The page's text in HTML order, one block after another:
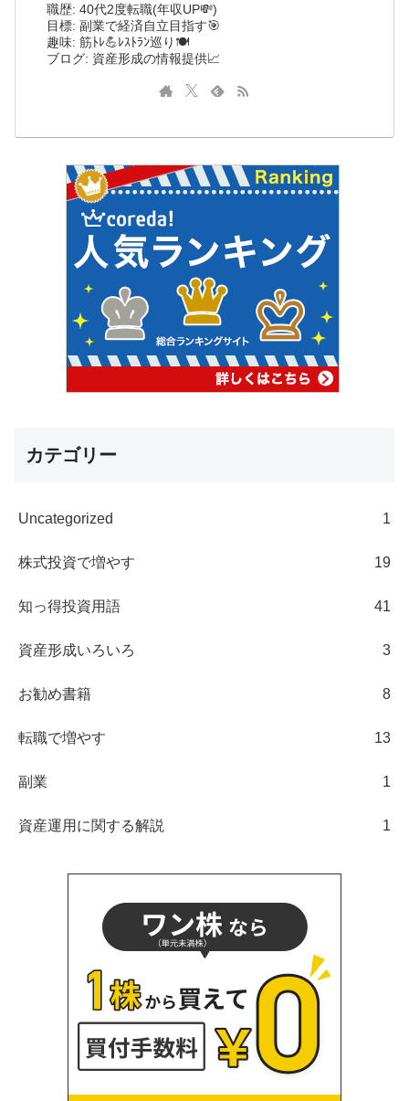
職歴: 40代2度転職(年収UP💸)
目標: 副業で経済自立目指す🎯
趣味: 筋ﾄﾚ💪ﾚｽﾄﾗﾝ巡り🍽️
ブログ: 資産形成の情報提供📈
カテゴリー
Uncategorized 1
株式投資で増やす 19
知っ得投資用語 41
資産形成いろいろ 3
お勧め書籍 8
転職で増やす 13
副業 1
資産運用に関する解説 1